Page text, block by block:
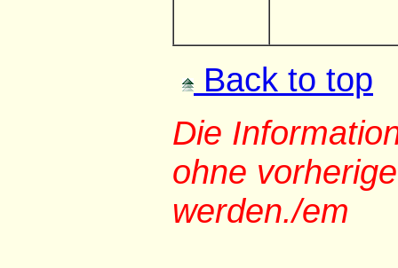
Back to top
Die
ohne
werden./em